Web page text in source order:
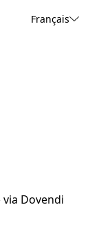
Français
Dovendi